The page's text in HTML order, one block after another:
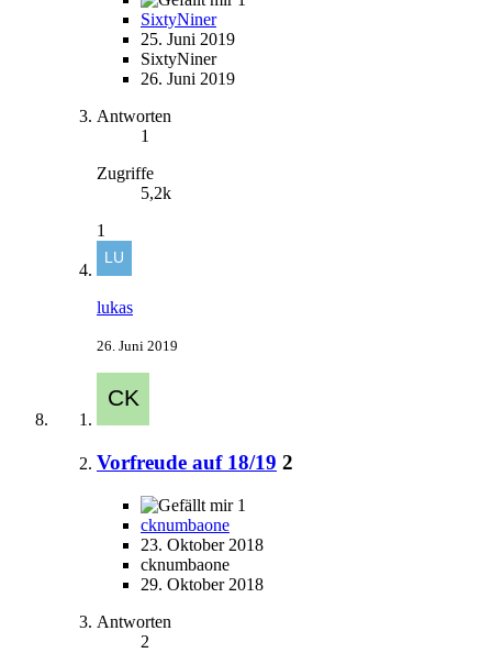
SixtyNiner
25. Juni 2019
SixtyNiner
26. Juni 2019
Antworten
1
Zugriffe
5,2k
1
lukas
26. Juni 2019
Vorfreude auf 18/19 2
1
cknumbaone
23. Oktober 2018
cknumbaone
29. Oktober 2018
Antworten
2